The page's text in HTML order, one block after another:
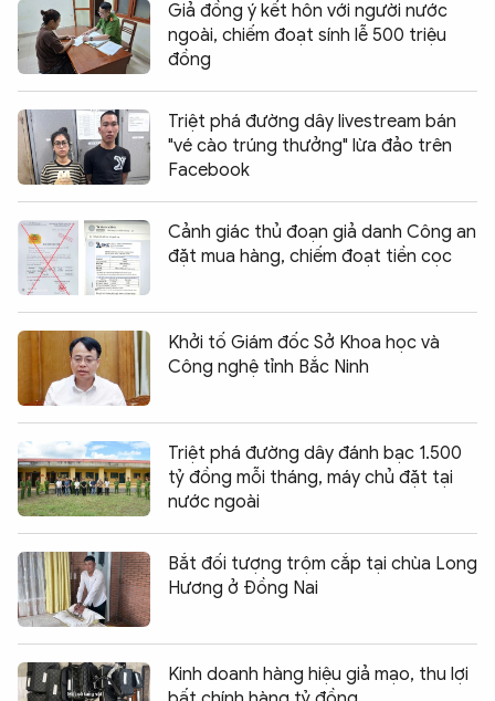
Giả đồng ý kết hôn với người nước
ngoài, chiếm đoạt sính lễ 500 triệu
đồng
Triệt phá đường dây livestream bán
"vé cào trúng thưởng" lừa đảo trên
Facebook
Cảnh giác thủ đoạn giả danh Công an
đặt mua hàng, chiếm đoạt tiền cọc
Khởi tố Giám đốc Sở Khoa học và
Công nghệ tỉnh Bắc Ninh
Triệt phá đường dây đánh bạc 1.500
tỷ đồng mỗi tháng, máy chủ đặt tại
nước ngoài
Bắt đối tượng trộm cắp tại chùa Long
Hương ở Đồng Nai
Kinh doanh hàng hiệu giả mạo, thu lợi